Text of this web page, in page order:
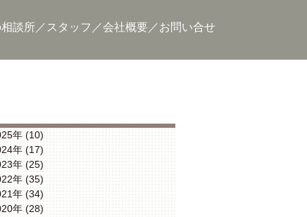
談所 スタッフ 会社概要 お問い合せ
年 (10)
年 (17)
年 (25)
年 (35)
年 (34)
年 (28)